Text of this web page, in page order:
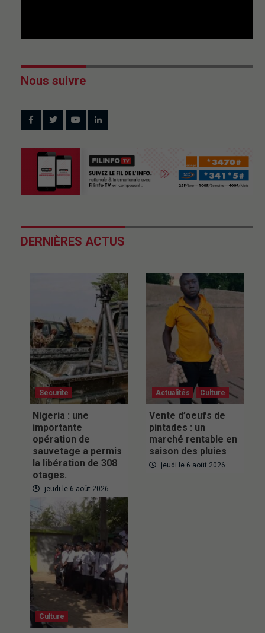
Nous suivre
DERNIÈRES ACTUS
Securite
Nigeria : une
importante
opération de
sauvetage a permis
la libération de 308
otages.
jeudi le 6 août 2026
Actualités Culture
Vente d’oeufs de
pintades : un
marché rentable en
saison des pluies
jeudi le 6 août 2026
Culture